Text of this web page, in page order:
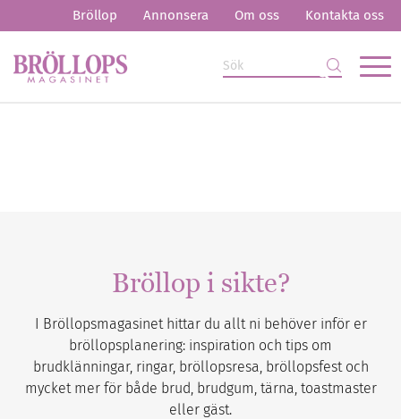
Bröllop Annonsera Om oss Kontakta oss
Bröllop i sikte?
I Bröllopsmagasinet hittar du allt ni behöver inför er
bröllopsplanering: inspiration och tips om
brudklänningar, ringar, bröllopsresa, bröllopsfest och
mycket mer för både brud, brudgum, tärna, toastmaster
eller gäst.